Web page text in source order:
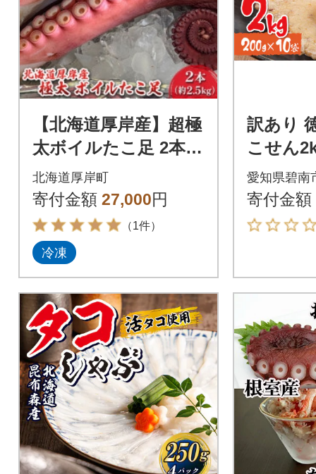
【北海道厚岸産】超極
太ボイルたこ足 2本
(計2.5kg) 刺身&調理
用＜お好きなサイズ
にカット可能＞
北海道厚岸町
寄付金額 27,000円
（1件）
冷凍
訳あり
こせん
袋) せ
137
愛知県碧南
寄付金額